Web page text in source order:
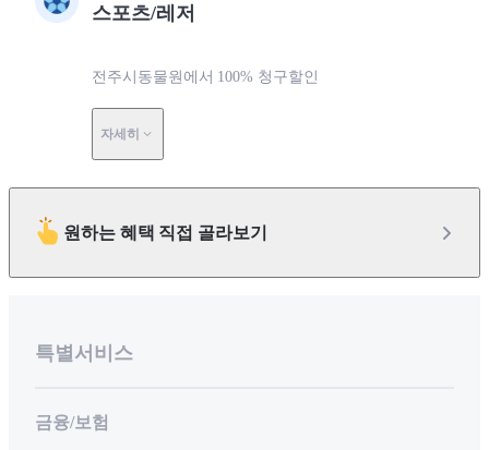
스포츠/레저
전주시동물원에서 100% 청구할인
자세히
원하는 혜택 직접 골라보기
특별서비스
금융/보험